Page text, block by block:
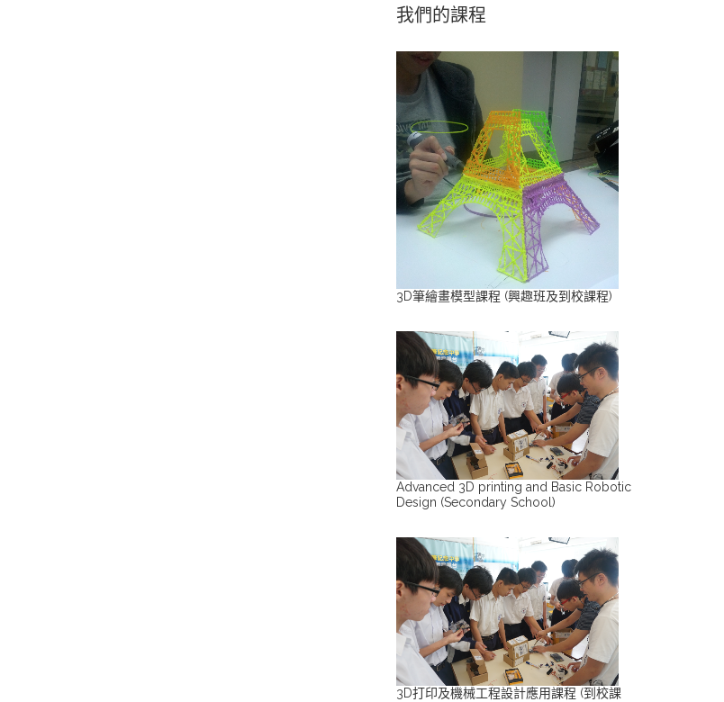
我們的課程
3D筆繪畫模型課程 (興趣班及到校課程)
Advanced 3D printing and Basic Robotic
Design (Secondary School)
3D打印及機械工程設計應用課程 (到校課